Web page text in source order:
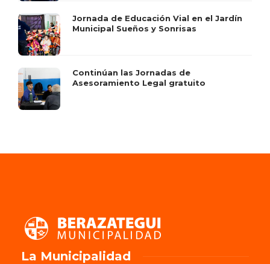
Jornada de Educación Vial en el Jardín
Municipal Sueños y Sonrisas
Continúan las Jornadas de
Asesoramiento Legal gratuito
La Municipalidad